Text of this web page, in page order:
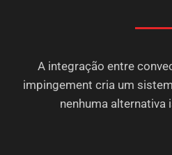
A integração entre
impingement cria um
nenhuma alternativa